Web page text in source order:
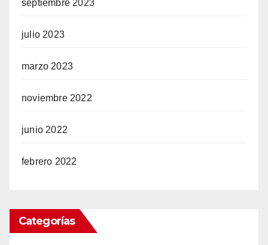
septiembre 2023
julio 2023
marzo 2023
noviembre 2022
junio 2022
febrero 2022
Categorías